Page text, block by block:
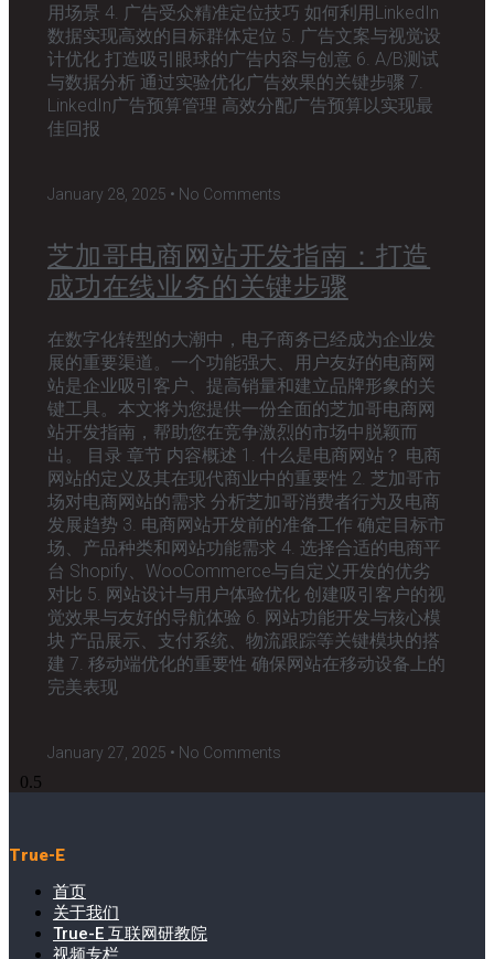
用场景 4. 广告受众精准定位技巧 如何利用LinkedIn
数据实现高效的目标群体定位 5. 广告文案与视觉设
计优化 打造吸引眼球的广告内容与创意 6. A/B测试
与数据分析 通过实验优化广告效果的关键步骤 7.
LinkedIn广告预算管理 高效分配广告预算以实现最
佳回报
January 28, 2025 No Comments
芝加哥电商网站开发指南：打造
成功在线业务的关键步骤
在数字化转型的大潮中，电子商务已经成为企业发
展的重要渠道。一个功能强大、用户友好的电商网
站是企业吸引客户、提高销量和建立品牌形象的关
键工具。本文将为您提供一份全面的芝加哥电商网
站开发指南，帮助您在竞争激烈的市场中脱颖而
出。 目录 章节 内容概述 1. 什么是电商网站？ 电商
网站的定义及其在现代商业中的重要性 2. 芝加哥市
场对电商网站的需求 分析芝加哥消费者行为及电商
发展趋势 3. 电商网站开发前的准备工作 确定目标市
场、产品种类和网站功能需求 4. 选择合适的电商平
台 Shopify、WooCommerce与自定义开发的优劣
对比 5. 网站设计与用户体验优化 创建吸引客户的视
觉效果与友好的导航体验 6. 网站功能开发与核心模
块 产品展示、支付系统、物流跟踪等关键模块的搭
建 7. 移动端优化的重要性 确保网站在移动设备上的
完美表现
January 27, 2025 No Comments
True-E
首页
关于我们
True-E 互联网研教院
视频专栏